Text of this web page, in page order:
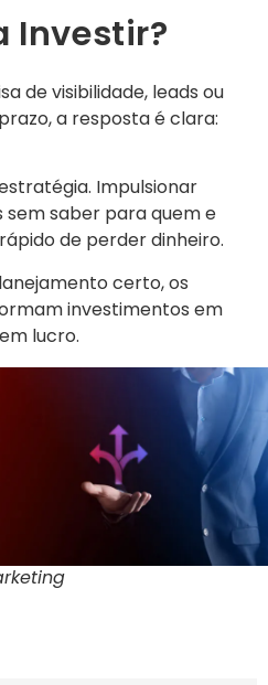
Investir?
de visibilidade, leads ou
a resposta é clara:
Impulsionar
saber para quem e
de perder dinheiro.
certo, os
investimentos em
lucro.